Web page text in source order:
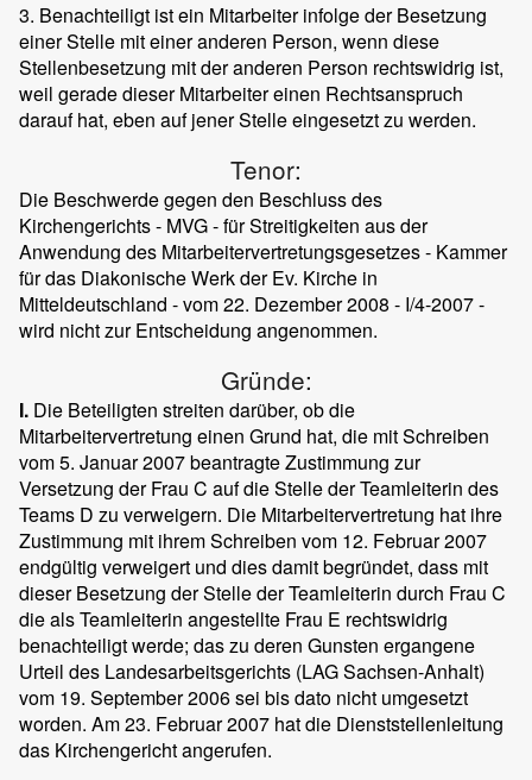
3. Benachteiligt ist ein Mitarbeiter infolge der Besetzung
einer Stelle mit einer anderen Person, wenn diese
Stellenbesetzung mit der anderen Person rechtswidrig ist,
weil gerade dieser Mitarbeiter einen Rechtsanspruch
darauf hat, eben auf jener Stelle eingesetzt zu werden.
Tenor:
Die Beschwerde gegen den Beschluss des
Kirchengerichts - MVG - für Streitigkeiten aus der
Anwendung des Mitarbeitervertretungsgesetzes - Kammer
für das Diakonische Werk der Ev. Kirche in
Mitteldeutschland - vom 22. Dezember 2008 - I/4-2007 -
wird nicht zur Entscheidung angenommen.
Gründe:
I. Die Beteiligten streiten darüber, ob die
Mitarbeitervertretung einen Grund hat, die mit Schreiben
vom 5. Januar 2007 beantragte Zustimmung zur
Versetzung der Frau C auf die Stelle der Teamleiterin des
Teams D zu verweigern. Die Mitarbeitervertretung hat ihre
Zustimmung mit ihrem Schreiben vom 12. Februar 2007
endgültig verweigert und dies damit begründet, dass mit
dieser Besetzung der Stelle der Teamleiterin durch Frau C
die als Teamleiterin angestellte Frau E rechtswidrig
benachteiligt werde; das zu deren Gunsten ergangene
Urteil des Landesarbeitsgerichts (LAG Sachsen-Anhalt)
vom 19. September 2006 sei bis dato nicht umgesetzt
worden. Am 23. Februar 2007 hat die Dienststellenleitung
das Kirchengericht angerufen.